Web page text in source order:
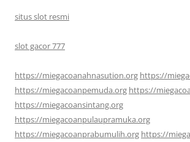
situs slot resmi
slot gacor 777
https://miegacoanahnasution.org https://
https://miegacoanpemuda.org https://
https://miegacoansintang.org
https://miegacoanpulaupramuka.org
https://miegacoanprabumulih.org https://